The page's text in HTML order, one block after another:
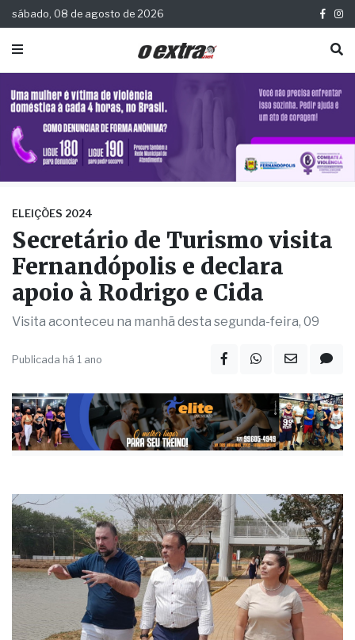
sábado, 08 de agosto de 2026
ELEIÇÕES 2024
Secretário de Turismo visita
Fernandópolis e declara
apoio à Rodrigo e Cida
Visita aconteceu na manhã desta segunda-feira, 09
Publicada há 1 ano